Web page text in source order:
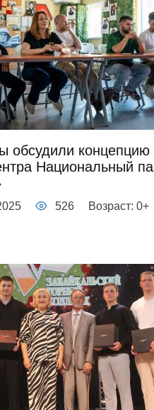
обсудили концепцию
Национальный
526 Возраст: 0+